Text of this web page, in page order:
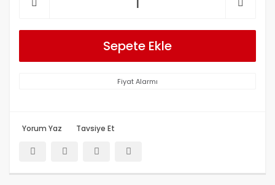
Sepete Ekle
Fiyat Alarmı
Yorum Yaz Tavsiye Et